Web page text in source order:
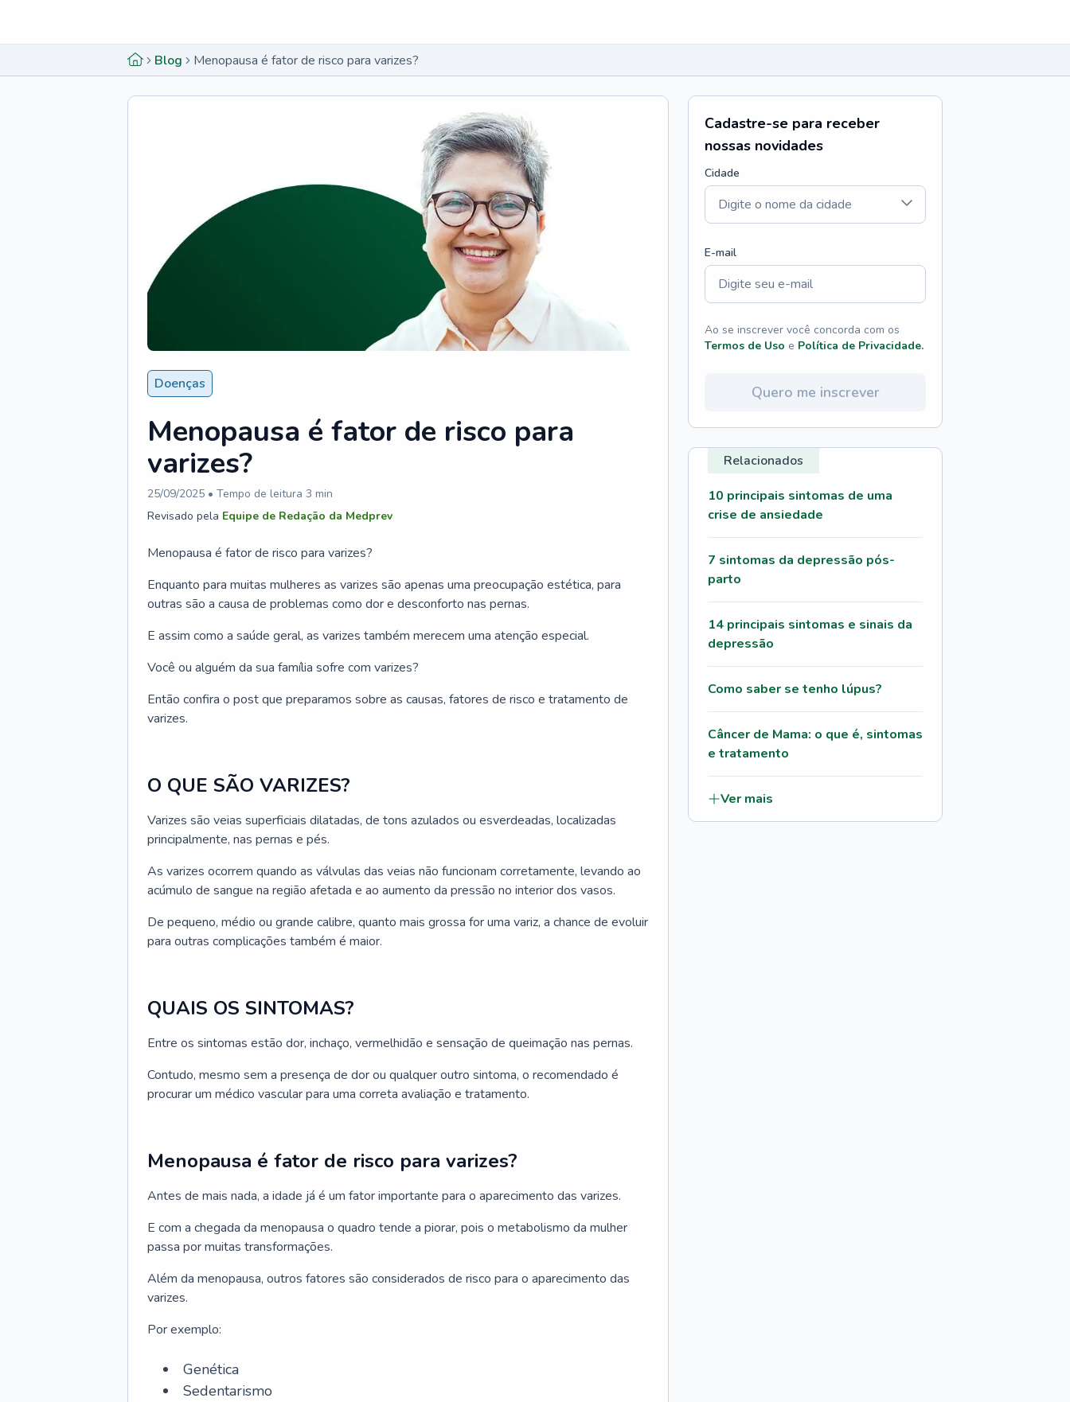
Blog Menopausa é fator de risco para varizes?
Doenças
Menopausa é fator de risco para
varizes?
25/09/2025 • Tempo de leitura 3 min
Revisado pela Equipe de Redação da Medprev
Menopausa é fator de risco para varizes?
Enquanto para muitas mulheres as varizes são apenas uma preocupação estética, para
outras são a causa de problemas como dor e desconforto nas pernas.
E assim como a saúde geral, as varizes também merecem uma atenção especial.
Você ou alguém da sua família sofre com varizes?
Então confira o post que preparamos sobre as causas, fatores de risco e tratamento de
varizes.
O QUE SÃO VARIZES?
Varizes são veias superficiais dilatadas, de tons azulados ou esverdeadas, localizadas
principalmente, nas pernas e pés.
As varizes ocorrem quando as válvulas das veias não funcionam corretamente, levando ao
acúmulo de sangue na região afetada e ao aumento da pressão no interior dos vasos.
De pequeno, médio ou grande calibre, quanto mais grossa for uma variz, a chance de evoluir
para outras complicações também é maior.
QUAIS OS SINTOMAS?
Entre os sintomas estão dor, inchaço, vermelhidão e sensação de queimação nas pernas.
Contudo, mesmo sem a presença de dor ou qualquer outro sintoma, o recomendado é
procurar um médico vascular para uma correta avaliação e tratamento.
Menopausa é fator de risco para varizes?
Antes de mais nada, a idade já é um fator importante para o aparecimento das varizes.
E com a chegada da menopausa o quadro tende a piorar, pois o metabolismo da mulher
passa por muitas transformações.
Além da menopausa, outros fatores são considerados de risco para o aparecimento das
varizes.
Por exemplo:
Genética
Sedentarismo
Cadastre-se para receber
nossas novidades
Cidade
E-mail
Ao se inscrever você concorda com os
Termos de Uso e Política de Privacidade.
Quero me inscrever
Relacionados
10 principais sintomas de uma
crise de ansiedade
7 sintomas da depressão pós-
parto
14 principais sintomas e sinais da
depressão
Como saber se tenho lúpus?
Câncer de Mama: o que é, sintomas
e tratamento
Ver mais